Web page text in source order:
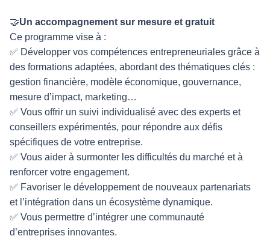
🤝Un accompagnement sur mesure et gratuit
Ce programme vise à :
✅ Développer vos compétences entrepreneuriales grâce à
des formations adaptées, abordant des thématiques clés :
gestion financière, modèle économique, gouvernance,
mesure d’impact, marketing…
✅ Vous offrir un suivi individualisé avec des experts et
conseillers expérimentés, pour répondre aux défis
spécifiques de votre entreprise.
✅ Vous aider à surmonter les difficultés du marché et à
renforcer votre engagement.
✅ Favoriser le développement de nouveaux partenariats
et l’intégration dans un écosystème dynamique.
✅ Vous permettre d’intégrer une communauté
d’entreprises innovantes.